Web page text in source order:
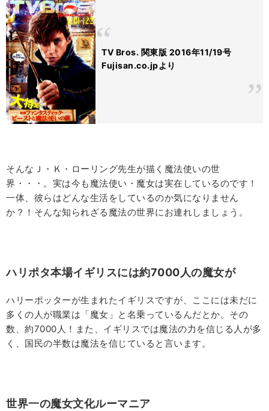
TV Bros. 関東版 2016年11/19号
Fujisan.co.jpより
そんなＪ・Ｋ・ローリング先生が描く魔法使いの世
界・・・。実は今も魔法使い・魔女は実在しているのです！
一体、彼らはどんな生活をしているのか気になりません
か？！そんな知られざる魔法の世界にお連れしましょう。
ハリポタ本場イギリスには約7000人の魔女が
ハリーポッターが生まれたイギリスですが、ここには未だに
多くの人が職業は「魔女」と名乗っているんだとか。その
数、約7000人！また、イギリスでは魔法の力を信じる人が多
く、国民の半数は魔法を信じていると言います。
世界一の魔女文化ルーマニア